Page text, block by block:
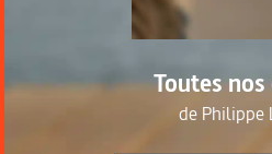
Toutes
de Philippe